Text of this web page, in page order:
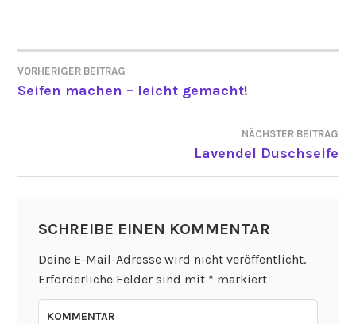
BEITRAGSNAVIGATION
VORHERIGER BEITRAG
Seifen machen – leicht gemacht!
NÄCHSTER BEITRAG
Lavendel Duschseife
SCHREIBE EINEN KOMMENTAR
Deine E-Mail-Adresse wird nicht veröffentlicht.
Erforderliche Felder sind mit * markiert
KOMMENTAR